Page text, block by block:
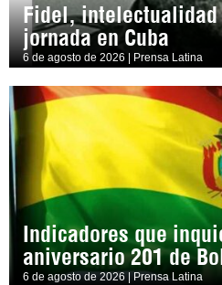
Fidel,
jornada en Cuba
6 de agosto de 2026 | Prensa Latina
Indicadores que
aniversario 201 de
6 de agosto de 2026 | Prensa Latina